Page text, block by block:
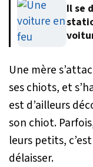
Il se
Une mère
ses chiots, et
est d’ailleurs
son chiot.
leurs petits,
délaisser.